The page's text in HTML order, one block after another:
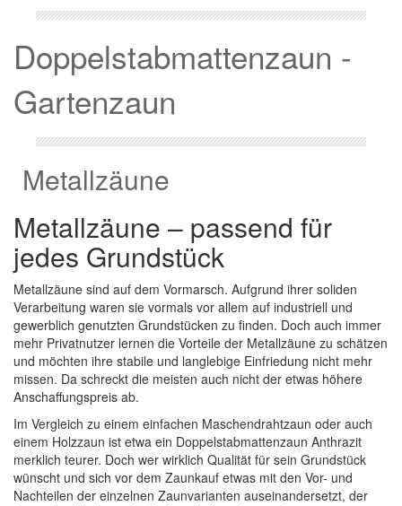
Doppelstabmattenzaun -
Gartenzaun
Metallzäune
Metallzäune – passend für
jedes Grundstück
Metallzäune sind auf dem Vormarsch. Aufgrund ihrer soliden
Verarbeitung waren sie vormals vor allem auf industriell und
gewerblich genutzten Grundstücken zu finden. Doch auch immer
mehr Privatnutzer lernen die Vorteile der Metallzäune zu schätzen
und möchten ihre stabile und langlebige Einfriedung nicht mehr
missen. Da schreckt die meisten auch nicht der etwas höhere
Anschaffungspreis ab.
Im Vergleich zu einem einfachen Maschendrahtzaun oder auch
einem Holzzaun ist etwa ein Doppelstabmattenzaun Anthrazit
merklich teurer. Doch wer wirklich Qualität für sein Grundstück
wünscht und sich vor dem Zaunkauf etwas mit den Vor- und
Nachteilen der einzelnen Zaunvarianten auseinandersetzt, der